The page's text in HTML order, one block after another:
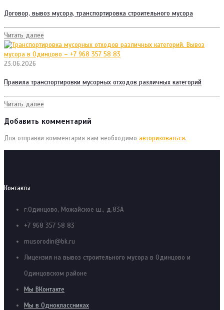
Договор, вывоз мусора, транспортировка строительного мусора
Читать далее
23.06.2026
Правила транспортировки мусорных отходов различных категорий
Читать далее
Добавить комментарий
Для отправки комментария вам необходимо авторизоваться.
Контакты
г.Одинцово, Можайское ш., д.83А
+7 968 357 58 83
musorodin@bk.ru
Лицензия на вывоз строительного мусора в Одинцово и
Одинцовском районе
Мы ВКонтакте
Мы в Одноклассниках